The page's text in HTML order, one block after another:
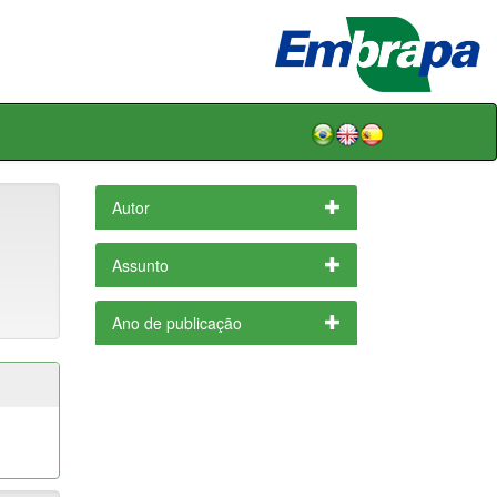
Autor
Assunto
Ano de publicação